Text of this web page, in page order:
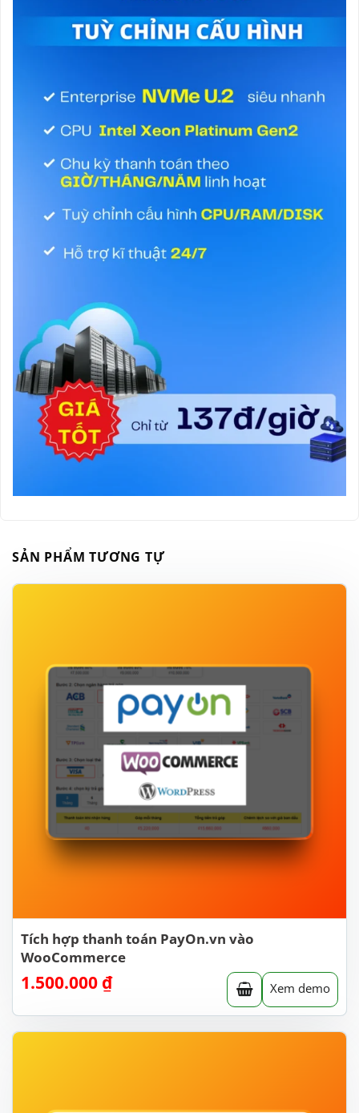
SẢN PHẨM TƯƠNG TỰ
Tích hợp thanh toán PayOn.vn vào
WooCommerce
1.500.000 ₫ Xem demo